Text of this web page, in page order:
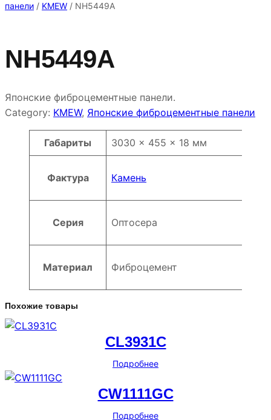
панели / KMEW / NH5449A
NH5449A
Японские фиброцементные панели.
Category: KMEW, Японские фиброцементные панели
Атрибуты Значение
Габариты 3030 × 455 × 18 мм
Фактура Камень
Серия Оптосера
Материал Фиброцемент
Похожие товары
CL3931C
Подробнее
CW1111GC
Подробнее